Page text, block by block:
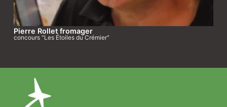
Pierre Rollet fromager
concours "Les Étoiles du Crémier"